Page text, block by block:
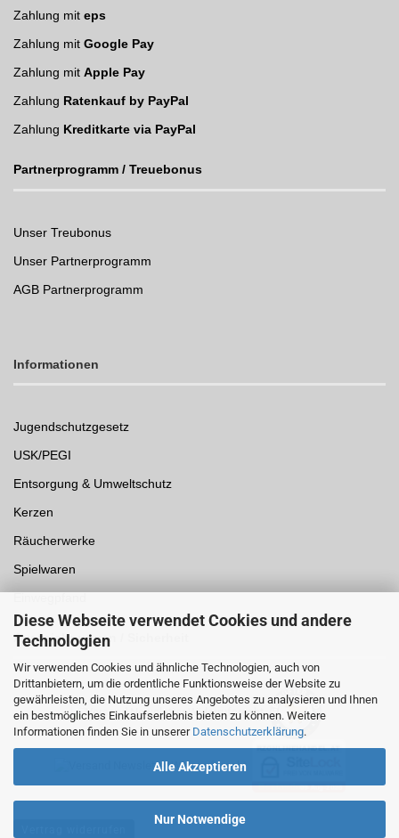
Diese Webseite verwendet Cookies und andere
Technologien
Wir verwenden Cookies und ähnliche Technologien, auch von
Drittanbietern, um die ordentliche Funktionsweise der Website zu
gewährleisten, die Nutzung unseres Angebotes zu analysieren und Ihnen
ein bestmögliches Einkaufserlebnis bieten zu können. Weitere
Informationen finden Sie in unserer Datenschutzerklärung.
Alle Akzeptieren
Nur Notwendige
Zahlung mit eps
Zahlung mit Google Pay
Zahlung mit Apple Pay
Zahlung Ratenkauf by PayPal
Zahlung Kreditkarte via PayPal
Partnerprogramm / Treuebonus
Unser Treubonus
Unser Partnerprogramm
AGB Partnerprogramm
Informationen
Jugendschutzgesetz
USK/PEGI
Entsorgung & Umweltschutz
Kerzen
Räucherwerke
Spielwaren
Auszeichnungen /